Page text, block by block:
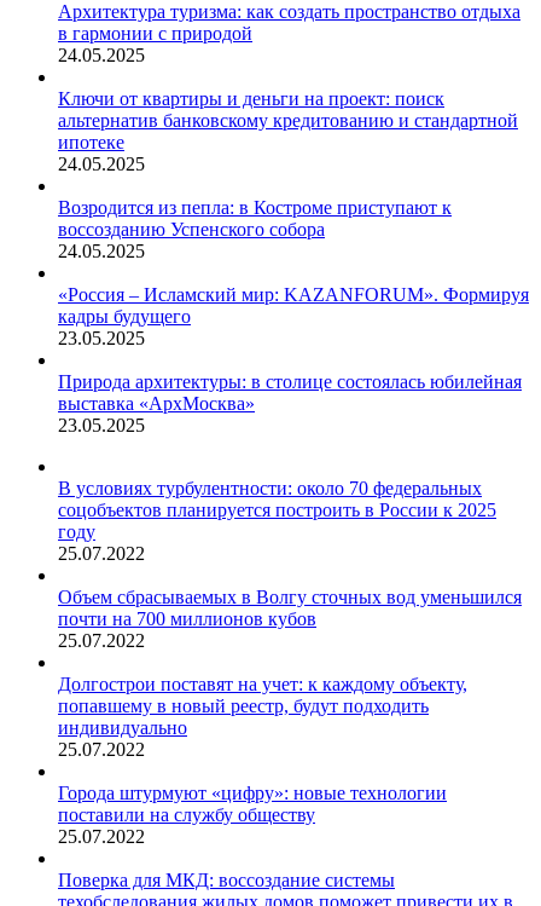
стимулированию
рынка
арендного
жилья
Архитектура туризма: как создать пространство отдыха
в гармонии с природой
24.05.2025
Ключи от квартиры и деньги на проект: поиск
альтернатив банковскому кредитованию и стандартной
ипотеке
24.05.2025
Возродится из пепла: в Костроме приступают к
воссозданию Успенского собора
24.05.2025
«Россия – Исламский мир: KAZANFORUM». Формируя
кадры будущего
23.05.2025
Природа архитектуры: в столице состоялась юбилейная
выставка «АрхМосква»
23.05.2025
В условиях турбулентности: около 70 федеральных
соцобъектов планируется построить в России к 2025
году
25.07.2022
Объем сбрасываемых в Волгу сточных вод уменьшился
почти на 700 миллионов кубов
25.07.2022
Долгострои поставят на учет: к каждому объекту,
попавшему в новый реестр, будут подходить
индивидуально
25.07.2022
Города штурмуют «цифру»: новые технологии
поставили на службу обществу
25.07.2022
Поверка для МКД: воссоздание системы
техобследования жилых домов поможет привести их в